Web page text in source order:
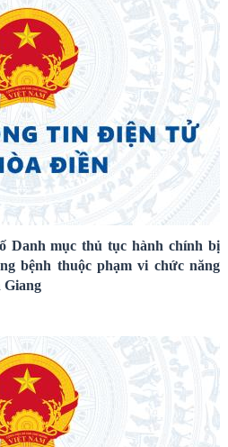
Danh mục thủ tục hành chính bị
bệnh thuộc phạm vi chức năng
Giang